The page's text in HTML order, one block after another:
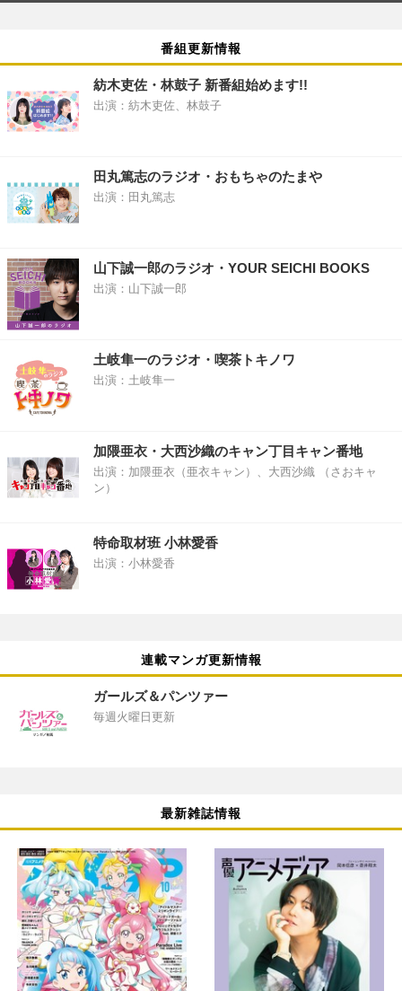
番組更新情報
紡木吏佐・林鼓子 新番組始めます!!
出演：紡木吏佐、林鼓子
田丸篤志のラジオ・おもちゃのたまや
出演：田丸篤志
山下誠一郎のラジオ・YOUR SEICHI BOOKS
出演：山下誠一郎
土岐隼一のラジオ・喫茶トキノワ
出演：土岐隼一
加隈亜衣・大西沙織のキャン丁目キャン番地
出演：加隈亜衣（亜衣キャン）、大西沙織 （さおキャ
ン）
特命取材班 小林愛香
出演：小林愛香
連載マンガ更新情報
ガールズ＆パンツァー
毎週火曜日更新
最新雑誌情報